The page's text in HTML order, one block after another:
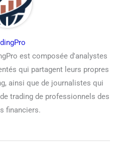
est composée d'analystes
qui partagent leurs propres
ainsi que de journalistes qui
trading de professionnels des
financiers.